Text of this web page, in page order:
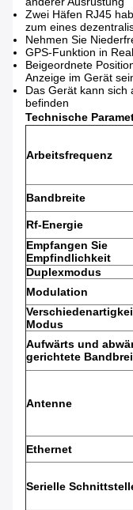
Zwei Häfen RJ45
zum eines
Nehmen Sie
GPS-Funktion in
Beigeordnete
Anzeige im Gerät
Das Gerät kann sich
befinden
Technische
Arbeitsfrequenz
Bandbreite
Rf-Energie
Empfangen Sie
Empfindlichkeit
Duplexmodus
Modulation
Modus
Aufwärts und
gerichtete
Antenne
Ethernet
Serielle